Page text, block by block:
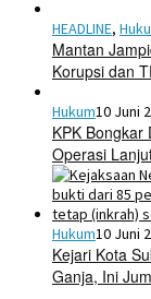
HEADLINE,
Mantan
Korupsi dan
Hukum10 Juni
KPK Bongkar
Operasi
Hukum10 Juni
Kejari Kota
Ganja, Ini